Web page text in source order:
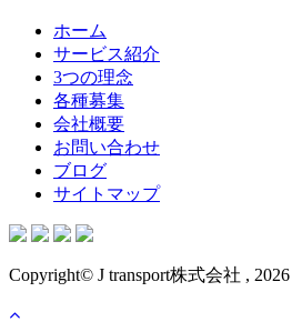
ホーム
サービス紹介
3つの理念
各種募集
会社概要
お問い合わせ
ブログ
サイトマップ
Copyright© J transport株式会社 ,